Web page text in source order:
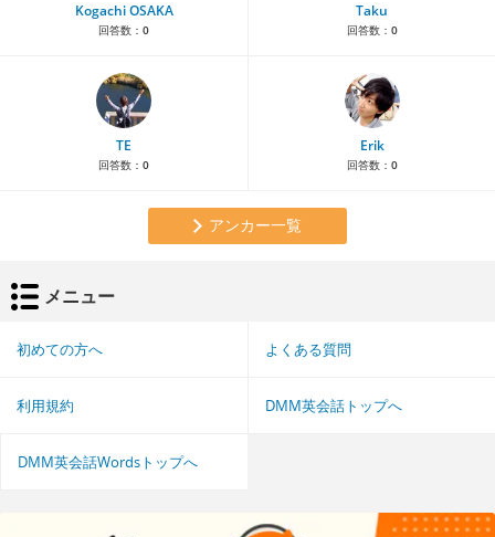
Kogachi OSAKA
回答数： 0
Taku
回答数： 0
TE
回答数： 0
Erik
回答数： 0
アンカー一覧
メニュー
初めての方へ よくある質問
利用規約 DMM英会話トップへ
DMM英会話Wordsトップへ